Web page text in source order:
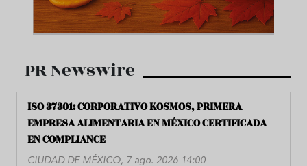
PR Newswire
ISO 37301: CORPORATIVO KOSMOS, PRIMERA
EMPRESA ALIMENTARIA EN MÉXICO CERTIFICADA
EN COMPLIANCE
CIUDAD DE MÉXICO, 7 ago. 2026 14:00